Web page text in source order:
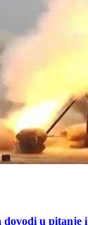
dovodi u pitanje i